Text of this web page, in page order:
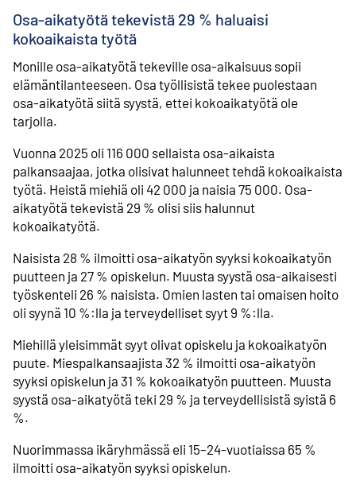
Osa-aikatyötä tekevistä 29 % haluaisi
kokoaikaista työtä
Monille osa-aikatyötä tekeville osa-aikaisuus sopii
elämäntilanteeseen. Osa työllisistä tekee puolestaan
osa-aikatyötä siitä syystä, ettei kokoaikatyötä ole
tarjolla.
Vuonna 2025 oli 116 000 sellaista osa-aikaista
palkansaajaa, jotka olisivat halunneet tehdä kokoaikaista
työtä. Heistä miehiä oli 42 000 ja naisia 75 000. Osa-
aikatyötä tekevistä 29 % olisi siis halunnut
kokoaikatyötä.
Naisista 28 % ilmoitti osa-aikatyön syyksi kokoaikatyön
puutteen ja 27 % opiskelun. Muusta syystä osa-aikaisesti
työskenteli 26 % naisista. Omien lasten tai omaisen hoito
oli syynä 10 %:lla ja terveydelliset syyt 9 %:lla.
Miehillä yleisimmät syyt olivat opiskelu ja kokoaikatyön
puute. Miespalkansaajista 32 % ilmoitti osa-aikatyön
syyksi opiskelun ja 31 % kokoaikatyön puutteen. Muusta
syystä osa-aikatyötä teki 29 % ja terveydellisistä syistä 6
%.
Nuorimmassa ikäryhmässä eli 15–24-vuotiaissa 65 %
ilmoitti osa-aikatyön syyksi opiskelun.